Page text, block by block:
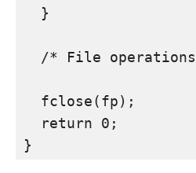
  }
/* File
  fclose(fp);
  return 0;